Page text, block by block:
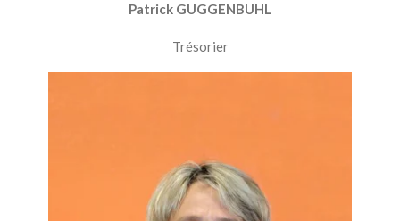
Patrick GUGGENBUHL
Trésorier